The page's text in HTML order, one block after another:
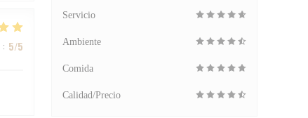
: 5/5
Servicio
Ambiente
Comida
Calidad/Precio